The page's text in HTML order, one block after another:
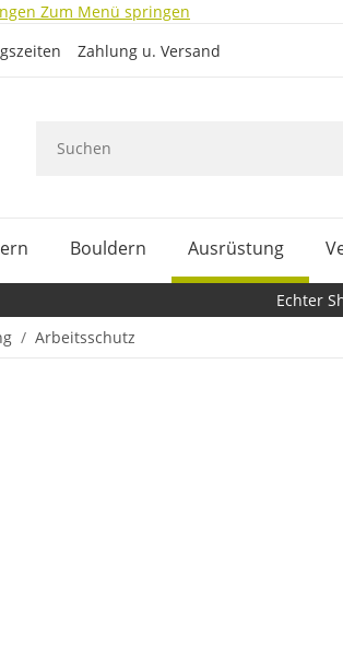
Zum Menü springen
Zahlung u. Versand
Bouldern Ausrüstung
Echter
Arbeitsschutz